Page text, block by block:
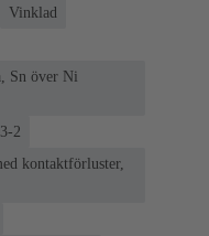
Vinklad
Sn över Ni
2
kontaktförluster,